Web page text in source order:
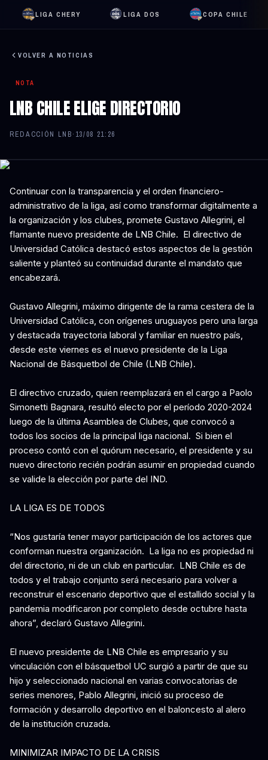
LIGA CHERY LIGA DOS COPA CHILE
VOLVER A NOTICIAS
NOTA
LNB CHILE ELIGE DIRECTORIO
REDACCIÓN LNB· 13/08 21:26
Continuar con la transparencia y el orden financiero-
administrativo de la liga, así como transformar digitalmente a
la organización y los clubes, promete Gustavo Allegrini, el
flamante nuevo presidente de LNB Chile. El directivo de
Universidad Católica destacó estos aspectos de la gestión
saliente y planteó su continuidad durante el mandato que
encabezará.
Gustavo Allegrini, máximo dirigente de la rama cestera de la
Universidad Católica, con orígenes uruguayos pero una larga
y destacada trayectoria laboral y familiar en nuestro país,
desde este viernes es el nuevo presidente de la Liga
Nacional de Básquetbol de Chile (LNB Chile).
El directivo cruzado, quien reemplazará en el cargo a Paolo
Simonetti Bagnara, resultó electo por el período 2020-2024
luego de la última Asamblea de Clubes, que convocó a
todos los socios de la principal liga nacional. Si bien el
proceso contó con el quórum necesario, el presidente y su
nuevo directorio recién podrán asumir en propiedad cuando
se valide la elección por parte del IND.
LA LIGA ES DE TODOS
“Nos gustaría tener mayor participación de los actores que
conforman nuestra organización. La liga no es propiedad ni
del directorio, ni de un club en particular. LNB Chile es de
todos y el trabajo conjunto será necesario para volver a
reconstruir el escenario deportivo que el estallido social y la
pandemia modificaron por completo desde octubre hasta
ahora”, declaró Gustavo Allegrini.
El nuevo presidente de LNB Chile es empresario y su
vinculación con el básquetbol UC surgió a partir de que su
hijo y seleccionado nacional en varias convocatorias de
series menores, Pablo Allegrini, inició su proceso de
formación y desarrollo deportivo en el baloncesto al alero
de la institución cruzada.
MINIMIZAR IMPACTO DE LA CRISIS